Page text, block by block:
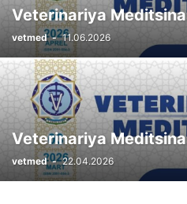
Veterinariya
vetmed - 11.06.2026
Veterinariya
vetmed - 22.04.2026